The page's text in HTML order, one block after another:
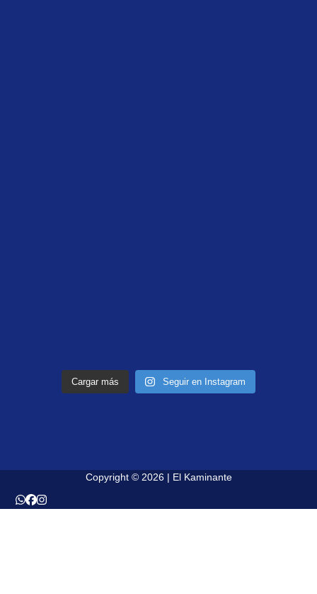
Cargar más Seguir en Instagram
Copyright © 2026 | El Kaminante